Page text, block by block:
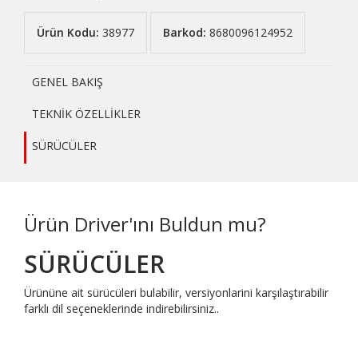
Ürün Kodu: 38977 Barkod: 8680096124952
GENEL BAKIŞ
TEKNİK ÖZELLİKLER
SÜRÜCÜLER
Ürün Driver'ını Buldun mu?
SÜRÜCÜLER
Ürününe ait sürücüleri bulabilir, versiyonlarini karşılaştırabilir
farklı dil seçeneklerinde indirebilirsiniz..